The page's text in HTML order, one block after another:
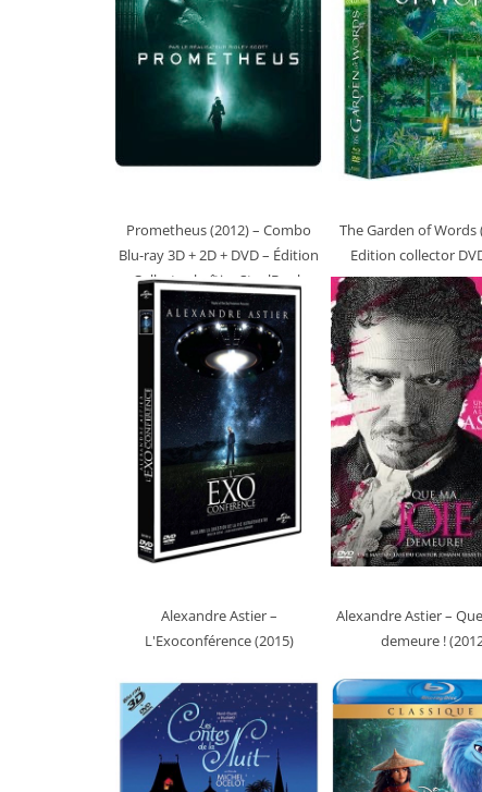
Prometheus (2012)– Combo
Blu-ray 3D + 2D + DVD – Édition
Collector boîtier SteelBook
The Garden of Words
Edition collector
Alexandre Astier –
L'Exoconférence (2015)
Alexandre Astier –
demeure !